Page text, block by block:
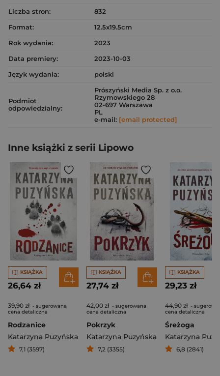
Liczba stron:
832
Format:
12.5x19.5cm
Rok wydania:
2023
Data premiery:
2023-10-03
Język wydania:
polski
Podmiot
odpowiedzialny:
Prószyński Media Sp. z o.o.
Rzymowskiego 28
02-697 Warszawa
PL
e-mail: [email protected]
Inne książki z serii Lipowo
KSIĄŻKA
26,64 zł
39,90 zł - sugerowana
cena detaliczna
Rodzanice
Katarzyna Puzyńska
7,1 (3597)
KSIĄŻKA
27,74 zł
42,00 zł - sugerowana
cena detaliczna
Pokrzyk
Katarzyna Puzyńska
7,2 (3355)
KSIĄŻKA
29,23 zł
44,90 zł -
cena detaliczna
Śreżoga
Katarzyna
6,8 (2841)